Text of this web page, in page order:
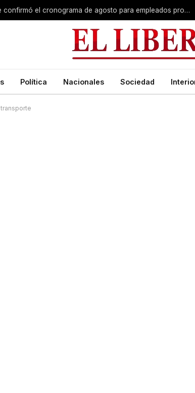
Plus unificado: se confirmó el cronograma de agosto para empleados provinciales
Política Nacionales Sociedad